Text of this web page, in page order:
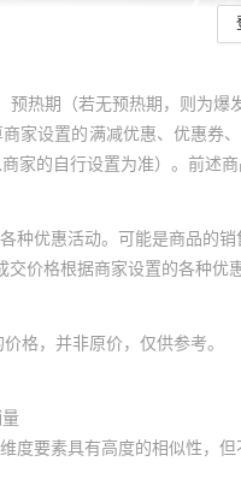
预热期（若无预热期，则为
家设置的满减优惠、优惠
的自行设置为准）。前述
优惠活动。可能是商品的
价格根据商家设置的各种优
格，并非原价，仅供参考。
要素具有高度的相似性，